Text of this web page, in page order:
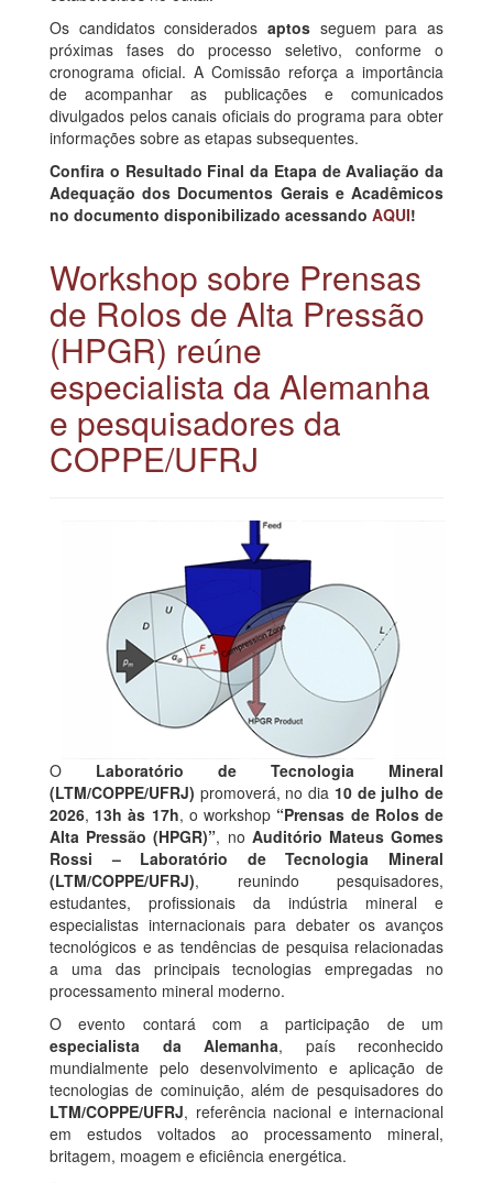
Os candidatos considerados aptos seguem para as
próximas fases do processo seletivo, conforme o
cronograma oficial. A Comissão reforça a importância
de acompanhar as publicações e comunicados
divulgados pelos canais oficiais do programa para obter
informações sobre as etapas subsequentes.
Confira o Resultado Final da Etapa de Avaliação da
Adequação dos Documentos Gerais e Acadêmicos
no documento disponibilizado acessando AQUI!
Workshop sobre Prensas
de Rolos de Alta Pressão
(HPGR) reúne
especialista da Alemanha
e pesquisadores da
COPPE/UFRJ
O Laboratório de Tecnologia Mineral
(LTM/COPPE/UFRJ) promoverá, no dia 10 de julho de
2026, 13h às 17h, o workshop “Prensas de Rolos de
Alta Pressão (HPGR)”, no Auditório Mateus Gomes
Rossi – Laboratório de Tecnologia Mineral
(LTM/COPPE/UFRJ), reunindo pesquisadores,
estudantes, profissionais da indústria mineral e
especialistas internacionais para debater os avanços
tecnológicos e as tendências de pesquisa relacionadas
a uma das principais tecnologias empregadas no
processamento mineral moderno.
O evento contará com a participação de um
especialista da Alemanha, país reconhecido
mundialmente pelo desenvolvimento e aplicação de
tecnologias de cominuição, além de pesquisadores do
LTM/COPPE/UFRJ, referência nacional e internacional
em estudos voltados ao processamento mineral,
britagem, moagem e eficiência energética.